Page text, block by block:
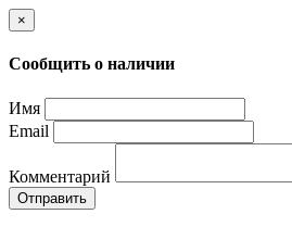
×
Сообщить о наличии
Имя
Email
Комментарий
Отправить